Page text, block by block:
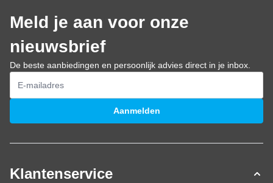
Meld je aan voor onze
nieuwsbrief
De beste aanbiedingen en persoonlijk advies direct in je inbox.
E-mailadres
Aanmelden
Klantenservice